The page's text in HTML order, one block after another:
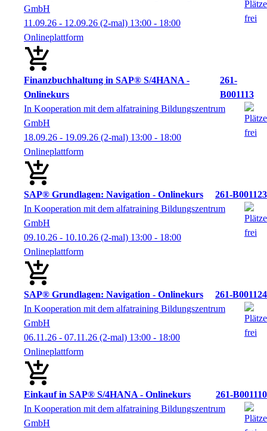
GmbH
11.09.26 - 12.09.26 (2-mal) 13:00 - 18:00
Onlineplattform
Finanzbuchhaltung in SAP® S/4HANA -
Onlinekurs
261-
B001113
In Kooperation mit dem alfatraining Bildungszentrum
GmbH
18.09.26 - 19.09.26 (2-mal) 13:00 - 18:00
Onlineplattform
SAP® Grundlagen: Navigation - Onlinekurs
261-B001123
In Kooperation mit dem alfatraining Bildungszentrum
GmbH
09.10.26 - 10.10.26 (2-mal) 13:00 - 18:00
Onlineplattform
SAP® Grundlagen: Navigation - Onlinekurs
261-B001124
In Kooperation mit dem alfatraining Bildungszentrum
GmbH
06.11.26 - 07.11.26 (2-mal) 13:00 - 18:00
Onlineplattform
Einkauf in SAP® S/4HANA - Onlinekurs
261-B001110
In Kooperation mit dem alfatraining Bildungszentrum
GmbH